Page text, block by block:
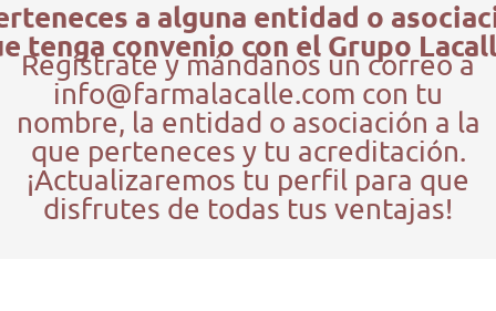
a alguna entidad o
tenga convenio con el Grupo
Regístrate y mándanos un correo a
info@farmalacalle.com con tu
nombre, la entidad o asociación a la
que perteneces y tu acreditación.
¡Actualizaremos tu perfil para que
disfrutes de todas tus ventajas!